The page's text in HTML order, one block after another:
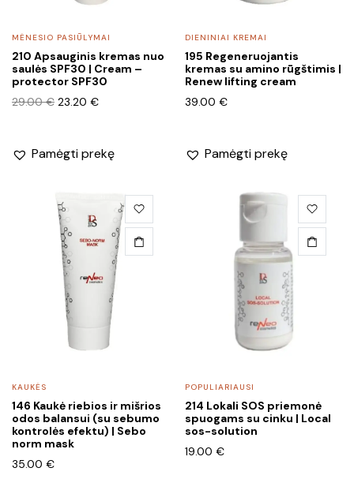
MĖNESIO PASIŪLYMAI
210 Apsauginis kremas nuo
saulės SPF30 | Cream –
protector SPF30
29.00€ Original
29.00 €.
23.20 €Current
23.20 €.
Pamėgti prekę
DIENINIAI KREMAI
195 Regeneruojantis
kremas su amino rūgštimis |
Renew lifting cream
39.00 €
Pamėgti prekę
KAUKĖS
146 Kaukė riebios ir mišrios
odos balansui (su sebumo
kontrolės efektu) | Sebo
norm mask
35.00 €
POPULIARIAUSI
214 Lokali SOS priemonė
spuogams su cinku | Local
sos-solution
19.00 €